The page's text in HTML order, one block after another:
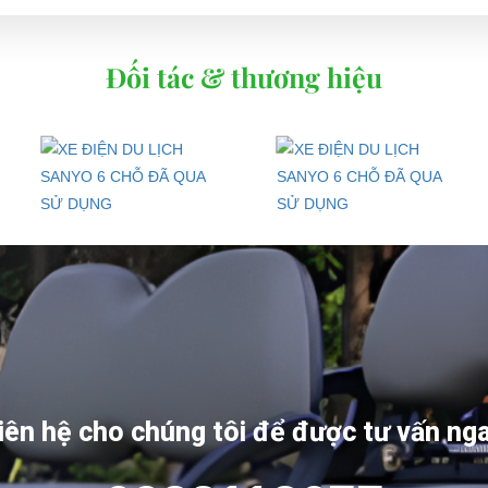
Đối tác & thương hiệu
hệ cho chúng tôi để được tư vấn